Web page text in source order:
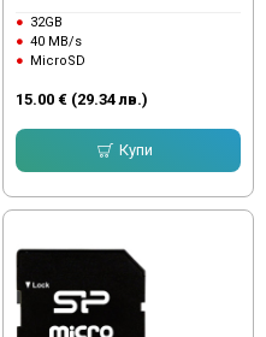
32GB
40 MB/s
MicroSD
15.00 € (29.34 лв.)
Купи